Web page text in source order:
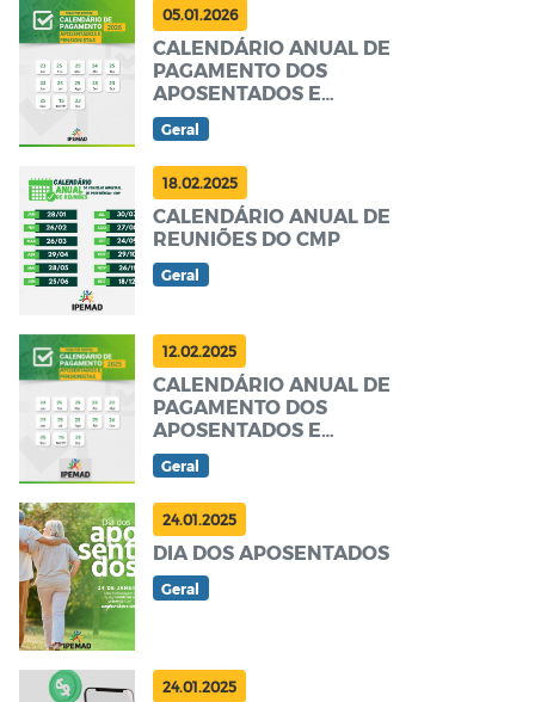
05.01.2026
CALENDÁRIO ANUAL DE
PAGAMENTO DOS
APOSENTADOS E
PENSIONISTAS.
Geral
18.02.2025
CALENDÁRIO ANUAL DE
REUNIÕES DO CMP
Geral
12.02.2025
CALENDÁRIO ANUAL DE
PAGAMENTO DOS
APOSENTADOS E
PENSIONISTAS.
Geral
24.01.2025
DIA DOS APOSENTADOS
Geral
24.01.2025